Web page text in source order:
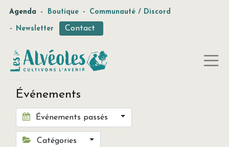
Agenda - Boutique - Communauté / Discord
- Newsletter Contact
Événements
Événements passés
Catégories